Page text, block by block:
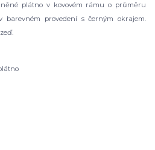
plátno v kovovém rámu o průměru
barevném provedení s černým okrajem.